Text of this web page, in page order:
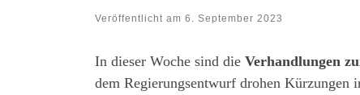
Veröffentlicht am 6. September 2023
In dieser Woche sind die Verhandlungen
dem Regierungsentwurf drohen